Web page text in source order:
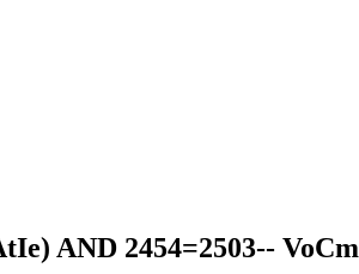
AND 2454=2503-- VoCm